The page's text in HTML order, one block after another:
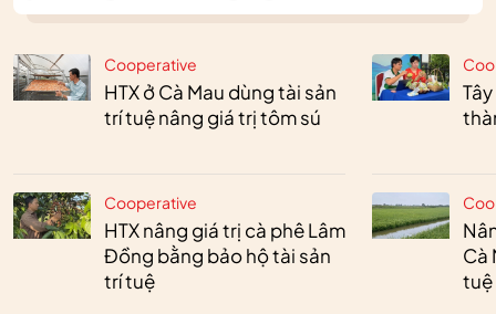
Cooperative
HTX ở Cà Mau dùng tài sản
trí tuệ nâng giá trị tôm sú
Cooperative
HTX nâng giá trị cà phê Lâm
Đồng bằng bảo hộ tài sản
trí tuệ
Cà
tuệ